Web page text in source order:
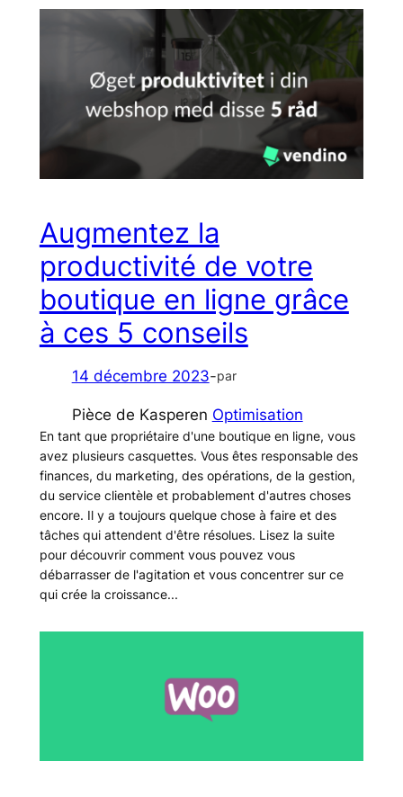
Augmentez la
productivité de votre
boutique en ligne grâce
à ces 5 conseils
14 décembre 2023-par
Pièce de Kasperen Optimisation
En tant que propriétaire d'une boutique en ligne, vous
avez plusieurs casquettes. Vous êtes responsable des
finances, du marketing, des opérations, de la gestion,
du service clientèle et probablement d'autres choses
encore. Il y a toujours quelque chose à faire et des
tâches qui attendent d'être résolues. Lisez la suite
pour découvrir comment vous pouvez vous
débarrasser de l'agitation et vous concentrer sur ce
qui crée la croissance...